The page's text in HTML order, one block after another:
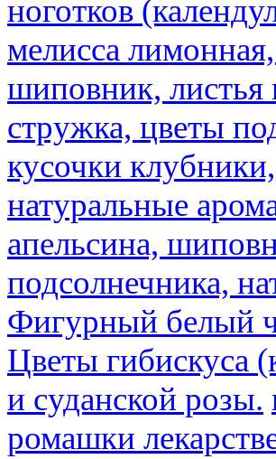
ноготков
мелисса
шиповник, листья
стружка, цветы
кусочки
натуральные
апельсина,
подсолнечника,
Фигурный белый
Цветы гибискуса
и суданской розы.
ромашки